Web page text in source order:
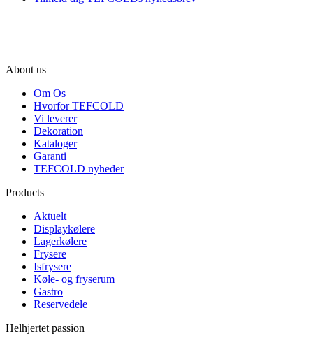
About us
Om Os
Hvorfor TEFCOLD
Vi leverer
Dekoration
Kataloger
Garanti
TEFCOLD nyheder
Products
Aktuelt
Displaykølere
Lagerkølere
Frysere
Isfrysere
Køle- og fryserum
Gastro
Reservedele
Helhjertet passion